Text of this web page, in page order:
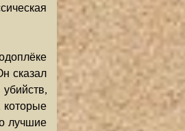
сказал
лучшие